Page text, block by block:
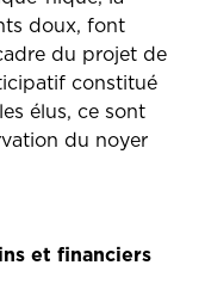
doux, font
du projet de
constitué
élus, ce sont
du noyer
et financiers